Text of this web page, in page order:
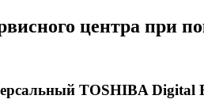
центра при
TOSHIBA